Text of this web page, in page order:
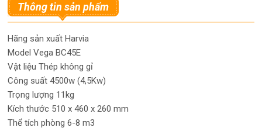
Thông tin sản phẩm
Hãng sản xuất Harvia
Model Vega BC45E
Vật liệu Thép không gỉ
Công suất 4500w (4,5Kw)
Trọng lượng 11kg
Kích thước 510 x 460 x 260 mm
Thể tích phòng 6-8 m3